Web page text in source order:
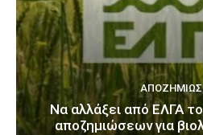
Να αλλάξει από ΕΛΓΑ
αποζημιώσεων για